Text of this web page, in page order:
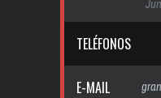
TELÉFONOS
E-MAIL